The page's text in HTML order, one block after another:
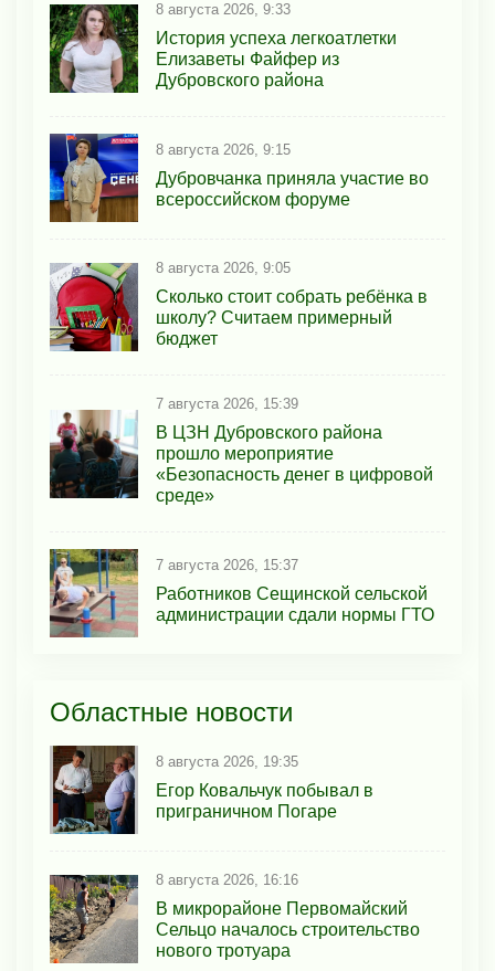
8 августа 2026, 9:33
История успеха легкоатлетки
Елизаветы Файфер из
Дубровского района
8 августа 2026, 9:15
Дубровчанка приняла участие во
всероссийском форуме
8 августа 2026, 9:05
Сколько стоит собрать ребёнка в
школу? Считаем примерный
бюджет
7 августа 2026, 15:39
В ЦЗН Дубровского района
прошло мероприятие
«Безопасность денег в цифровой
среде»
7 августа 2026, 15:37
Работников Сещинской сельской
администрации сдали нормы ГТО
Областные новости
8 августа 2026, 19:35
Егор Ковальчук побывал в
приграничном Погаре
8 августа 2026, 16:16
В микрорайоне Первомайский
Сельцо началось строительство
нового тротуара